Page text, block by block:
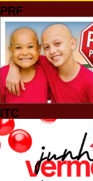
PRF
ITC